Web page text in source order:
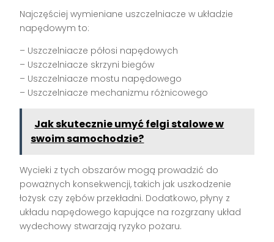
Najczęściej wymieniane uszczelniacze w układzie
napędowym to:
– Uszczelniacze półosi napędowych
– Uszczelniacze skrzyni biegów
– Uszczelniacze mostu napędowego
– Uszczelniacze mechanizmu różnicowego
Jak skutecznie umyć felgi stalowe w
swoim samochodzie?
Wycieki z tych obszarów mogą prowadzić do
poważnych konsekwencji, takich jak uszkodzenie
łożysk czy zębów przekładni. Dodatkowo, płyny z
układu napędowego kapujące na rozgrzany układ
wydechowy stwarzają ryzyko pożaru.